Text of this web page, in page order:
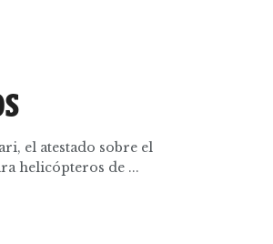
el atestado sobre el
helicópteros de ...